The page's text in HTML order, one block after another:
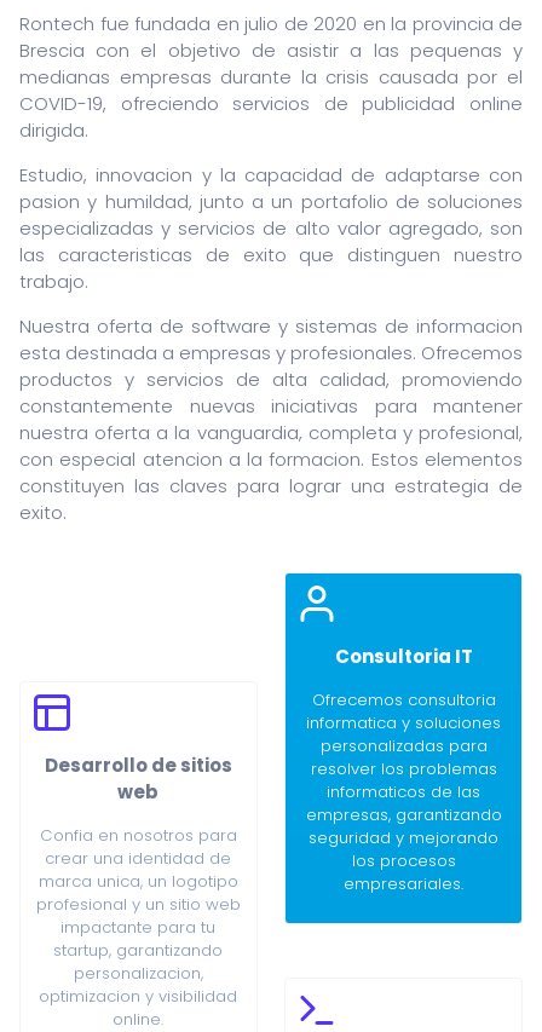
Rontech fue fundada en julio de 2020 en la provincia de
Brescia con el objetivo de asistir a las pequenas y
medianas empresas durante la crisis causada por el
COVID-19, ofreciendo servicios de publicidad online
dirigida.
Estudio, innovacion y la capacidad de adaptarse con
pasion y humildad, junto a un portafolio de soluciones
especializadas y servicios de alto valor agregado, son
las caracteristicas de exito que distinguen nuestro
trabajo.
Nuestra oferta de software y sistemas de informacion
esta destinada a empresas y profesionales. Ofrecemos
productos y servicios de alta calidad, promoviendo
constantemente nuevas iniciativas para mantener
nuestra oferta a la vanguardia, completa y profesional,
con especial atencion a la formacion. Estos elementos
constituyen las claves para lograr una estrategia de
exito.
Desarrollo de sitios
web
Confia en nosotros para
crear una identidad de
marca unica, un logotipo
profesional y un sitio web
impactante para tu
startup, garantizando
personalizacion,
optimizacion y visibilidad
online.
Consultoria IT
Ofrecemos consultoria
informatica y soluciones
personalizadas para
resolver los problemas
informaticos de las
empresas, garantizando
seguridad y mejorando
los procesos
empresariales.